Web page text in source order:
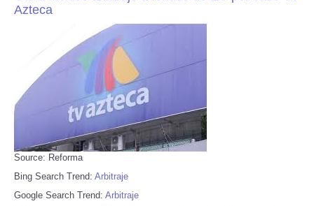
Azteca
Source: Reforma
Bing Search Trend: Arbitraje
Google Search Trend: Arbitraje